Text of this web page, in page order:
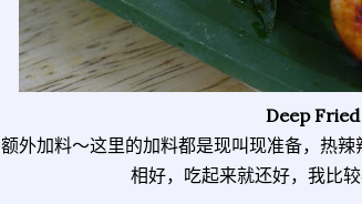
Deep
额外加料～这里的加料都是现叫现准备，热
相好，吃起来就还好，我比